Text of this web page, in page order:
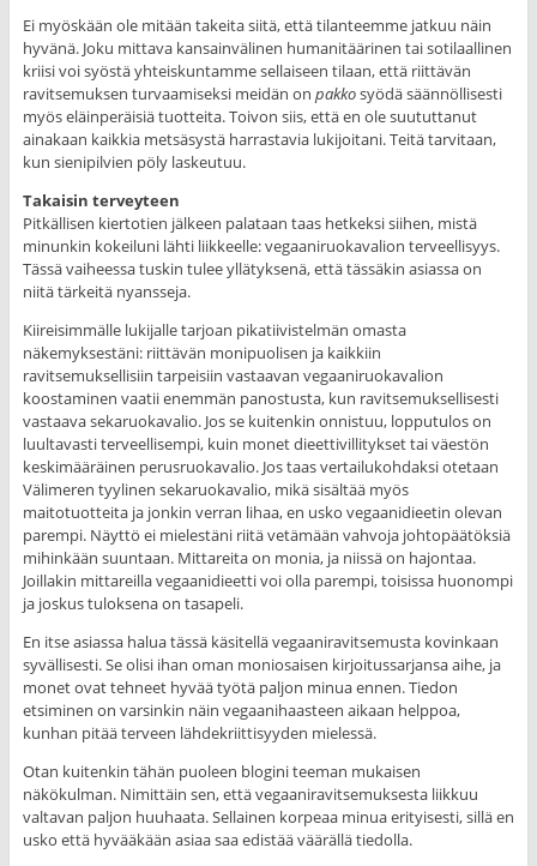
Ei myöskään ole mitään takeita siitä, että tilanteemme jatkuu näin
hyvänä. Joku mittava kansainvälinen humanitäärinen tai sotilaallinen
kriisi voi syöstä yhteiskuntamme sellaiseen tilaan, että riittävän
ravitsemuksen turvaamiseksi meidän on pakkosyödä säännöllisesti
myös eläinperäisiä tuotteita. Toivon siis, että en ole suututtanut
ainakaan kaikkia metsäsystä harrastavia lukijoitani. Teitä tarvitaan,
kun sienipilvien pöly laskeutuu.
Takaisin terveyteen
Pitkällisen kiertotien jälkeen palataan taas hetkeksi siihen, mistä
minunkin kokeiluni lähti liikkeelle: vegaaniruokavalion terveellisyys.
Tässä vaiheessa tuskin tulee yllätyksenä, että tässäkin asiassa on
niitä tärkeitä nyansseja.
Kiireisimmälle lukijalle tarjoan pikatiivistelmän omasta
näkemyksestäni: riittävän monipuolisen ja kaikkiin
ravitsemuksellisiin tarpeisiin vastaavan vegaaniruokavalion
koostaminen vaatii enemmän panostusta, kun ravitsemuksellisesti
vastaava sekaruokavalio. Jos se kuitenkin onnistuu, lopputulos on
luultavasti terveellisempi, kuin monet dieettivillitykset tai väestön
keskimääräinen perusruokavalio. Jos taas vertailukohdaksi otetaan
Välimeren tyylinen sekaruokavalio, mikä sisältää myös
maitotuotteita ja jonkin verran lihaa, en usko vegaanidieetin olevan
parempi. Näyttö ei mielestäni riitä vetämään vahvoja johtopäätöksiä
mihinkään suuntaan. Mittareita on monia, ja niissä on hajontaa.
Joillakin mittareilla vegaanidieetti voi olla parempi, toisissa huonompi
ja joskus tuloksena on tasapeli.
En itse asiassa halua tässä käsitellä vegaaniravitsemusta kovinkaan
syvällisesti. Se olisi ihan oman moniosaisen kirjoitussarjansa aihe, ja
monet ovat tehneet hyvää työtä paljon minua ennen. Tiedon
etsiminen on varsinkin näin vegaanihaasteen aikaan helppoa,
kunhan pitää terveen lähdekriittisyyden mielessä.
Otan kuitenkin tähän puoleen blogini teeman mukaisen
näkökulman. Nimittäin sen, että vegaaniravitsemuksesta liikkuu
valtavan paljon huuhaata. Sellainen korpeaa minua erityisesti, sillä en
usko että hyvääkään asiaa saa edistää väärällä tiedolla.